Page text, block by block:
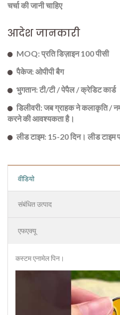
चर्चा की जानी चाहिए
आदेश जानकारी
MOQ: प्रति डिज़ाइन 100 पीसी
पैकेज: ओपीपी बैग
भुगतान: टी/टी / पेपैल / क्रेडिट कार्ड
डिलीवरी: जब ग्राहक ने कलाकृति /
करने की आवश्यकता है।
लीड टाइम: 15-20 दिन। लीड टाइम
वीडियो
संबंधित उत्पाद
एफएक्यू
कस्टम एनामेल पिन।